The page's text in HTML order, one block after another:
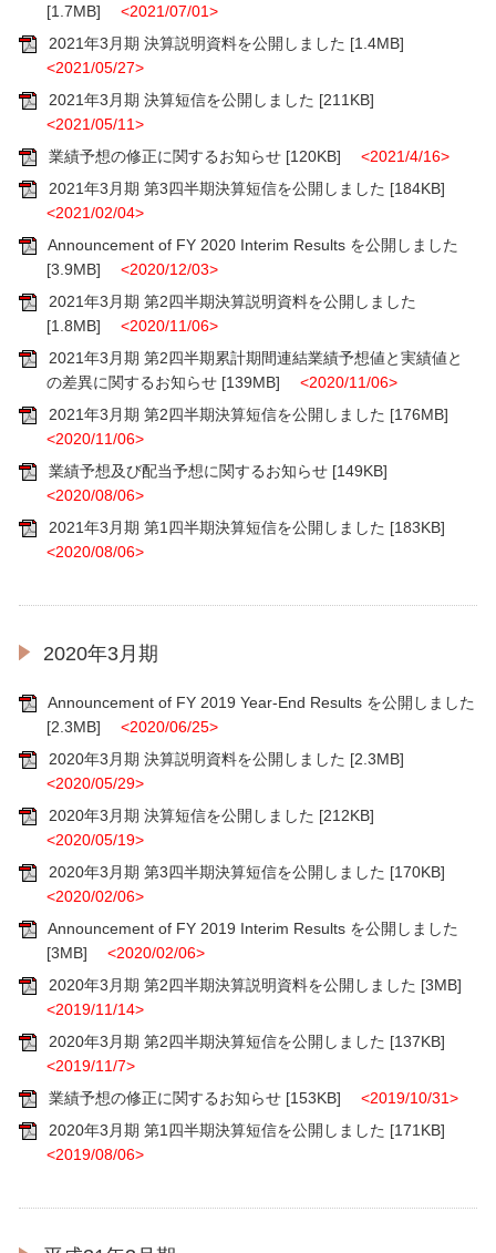
[1.7MB] <2021/07/01>
2021年3月期 決算説明資料を公開しました [1.4MB]
<2021/05/27>
2021年3月期 決算短信を公開しました [211KB]
<2021/05/11>
業績予想の修正に関するお知らせ[120KB] <2021/4/16>
2021年3月期 第3四半期決算短信を公開しました [184KB]
<2021/02/04>
Announcement of FY 2020 Interim Results を公開しました
[3.9MB] <2020/12/03>
2021年3月期 第2四半期決算説明資料を公開しました
[1.8MB] <2020/11/06>
2021年3月期 第2四半期累計期間連結業績予想値と実績値と
の差異に関するお知らせ[139MB] <2020/11/06>
2021年3月期 第2四半期決算短信を公開しました [176MB]
<2020/11/06>
業績予想及び配当予想に関するお知らせ[149KB]
<2020/08/06>
2021年3月期 第1四半期決算短信を公開しました [183KB]
<2020/08/06>
2020年3月期
Announcement of FY 2019 Year-End Results を公開しました
[2.3MB] <2020/06/25>
2020年3月期 決算説明資料を公開しました [2.3MB]
<2020/05/29>
2020年3月期 決算短信を公開しました [212KB]
<2020/05/19>
2020年3月期 第3四半期決算短信を公開しました [170KB]
<2020/02/06>
Announcement of FY 2019 Interim Results を公開しました
[3MB] <2020/02/06>
2020年3月期 第2四半期決算説明資料を公開しました [3MB]
<2019/11/14>
2020年3月期 第2四半期決算短信を公開しました [137KB]
<2019/11/7>
業績予想の修正に関するお知らせ[153KB] <2019/10/31>
2020年3月期 第1四半期決算短信を公開しました [171KB]
<2019/08/06>